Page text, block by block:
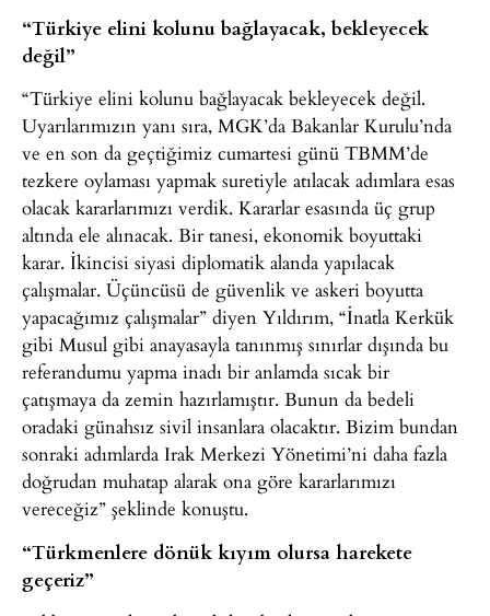
“Türkiye elini kolunu bağlayacak, bekleyecek
değil”
“Türkiye elini kolunu bağlayacak bekleyecek değil.
Uyarılarımızın yanı sıra, MGK’da Bakanlar Kurulu’nda
ve en son da geçtiğimiz cumartesi günü TBMM’de
tezkere oylaması yapmak suretiyle atılacak adımlara esas
olacak kararlarımızı verdik. Kararlar esasında üç grup
altında ele alınacak. Bir tanesi, ekonomik boyuttaki
karar. İkincisi siyasi diplomatik alanda yapılacak
çalışmalar. Üçüncüsü de güvenlik ve askeri boyutta
yapacağımız çalışmalar” diyen Yıldırım, “İnatla Kerkük
gibi Musul gibi anayasayla tanınmış sınırlar dışında bu
referandumu yapma inadı bir anlamda sıcak bir
çatışmaya da zemin hazırlamıştır. Bunun da bedeli
oradaki günahsız sivil insanlara olacaktır. Bizim bundan
sonraki adımlarda Irak Merkezi Yönetimi’ni daha fazla
doğrudan muhatap alarak ona göre kararlarımızı
vereceğiz” şeklinde konuştu.
“Türkmenlere dönük kıyım olursa harekete
geçeriz”